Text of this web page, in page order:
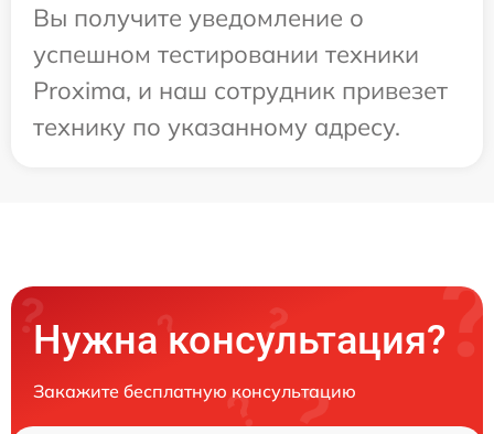
Вы получите уведомление о
успешном тестировании техники
Proxima, и наш сотрудник привезет
технику по указанному адресу.
Нужна консультация?
Закажите бесплатную консультацию